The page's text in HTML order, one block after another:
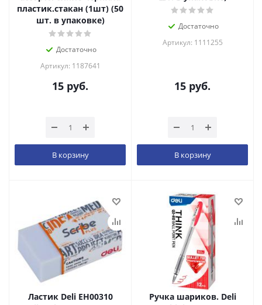
пластик.стакан (1шт) (50
шт. в упаковке)
Достаточно
Артикул: 1187641
15 руб.
В корзину
Достаточно
Артикул: 1111255
15 руб.
В корзину
Ластик Deli EH00310
Ручка шариков. Deli